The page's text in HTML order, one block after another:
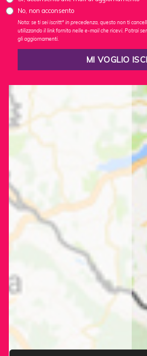
No, non acconsento
Nota: se ti sei iscritt* in precedenza, questo non ti
utilizzando il link fornito nelle e-mail che ricevi. Potrai
gli aggiornamenti.